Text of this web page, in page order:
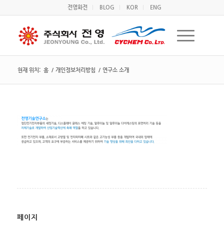
전영화전 BLOG KOR ENG
현재 위치: 홈 / 개인정보처리방침 / 연구소 소개
페이지